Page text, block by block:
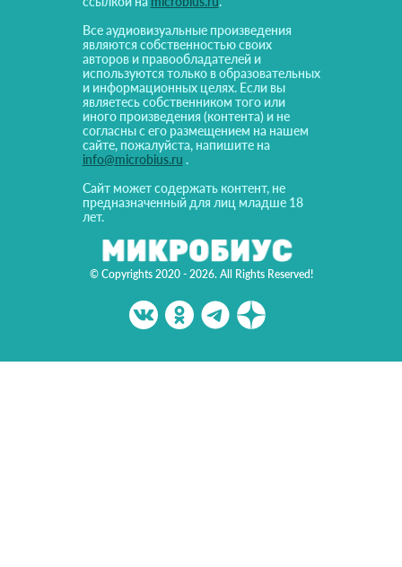
© Copyrights 2020 - 2026. All Rights Reserved!
Все аудиовизуальные произведения
являются собственностью своих
авторов и правообладателей и
используются только в образовательных
и информационных целях. Если вы
являетесь собственником того или
иного произведения (контента) и не
согласны с его размещением на нашем
сайте, пожалуйста, напишите на
info@microbius.ru .
Сайт может содержать контент, не
предназначенный для лиц младше 18
лет.